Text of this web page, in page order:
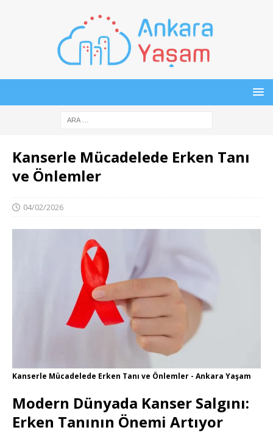
Kanserle Mücadelede Erken Tanı
ve Önlemler
04/02/2026
Kanserle Mücadelede Erken Tanı ve Önlemler - Ankara Yaşam
Modern Dünyada Kanser Salgını:
Erken Tanının Önemi Artıyor